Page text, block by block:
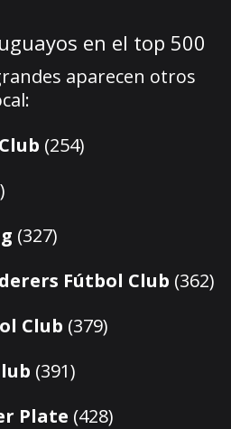
en el top 500
aparecen otros
(254)
(327)
Fútbol Club (362)
Club (379)
(391)
Plate (428)